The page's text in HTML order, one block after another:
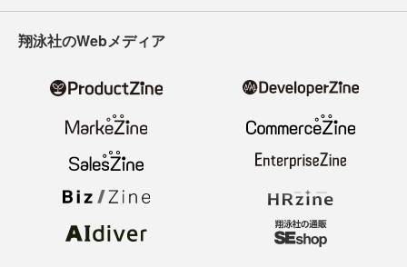
翔泳社のWebメディア